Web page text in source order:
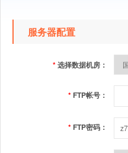
服务器配置
*选择数据机房：
* FTP帐号：
* FTP密码：